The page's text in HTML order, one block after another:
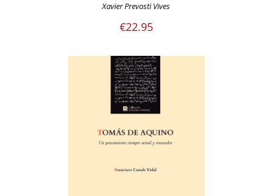
Xavier Prevosti Vives
€22.95